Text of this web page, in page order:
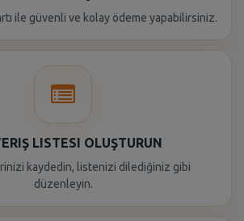
ile güvenli ve kolay ödeme yapabilirsiniz.
LISTESI OLUŞTURUN
kaydedin, listenizi dilediğiniz gibi
düzenleyin.